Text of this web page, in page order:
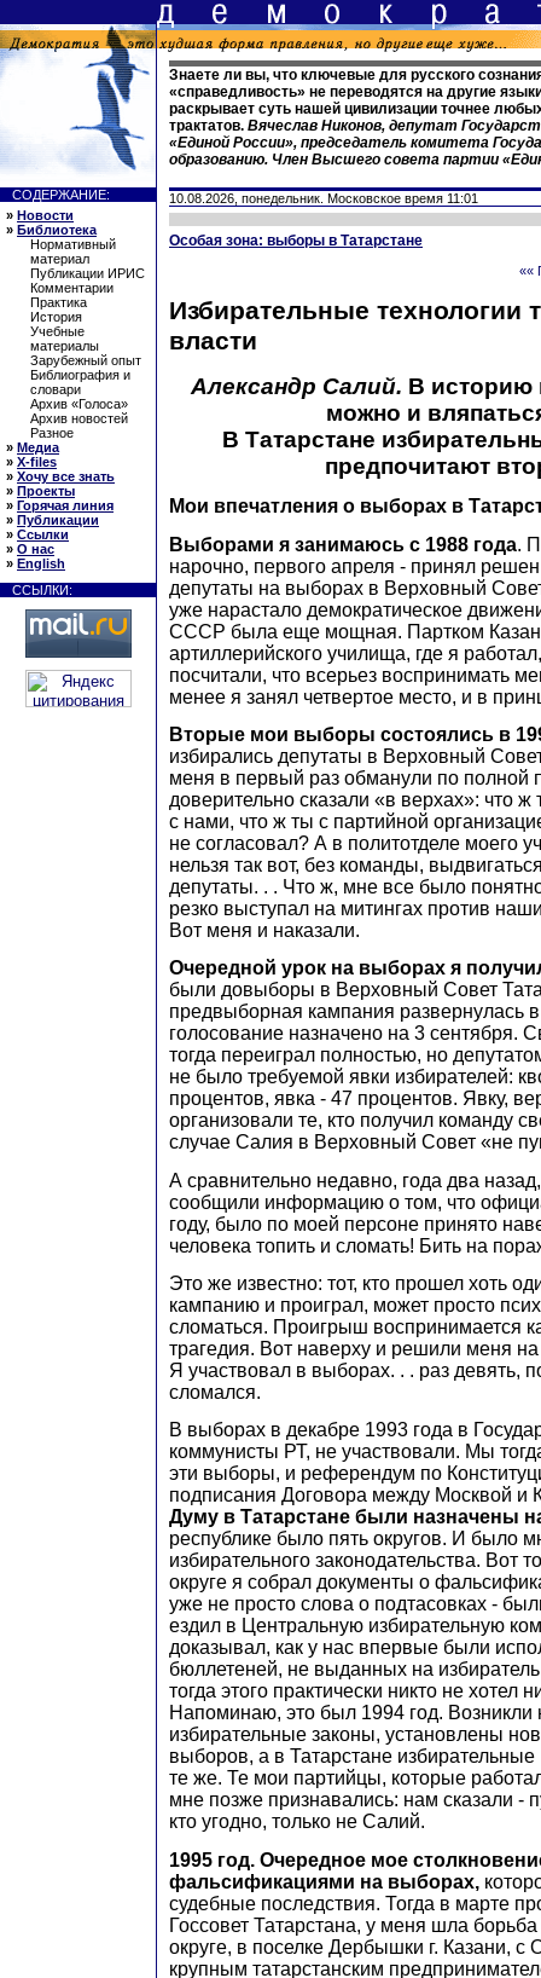
Знаете ли вы, что ключевые для русского
«справедливость» не переводятся на другие
раскрывает суть нашей цивилизации точнее
трактатов. Вячеслав Никонов, депутат
«Единой России», председатель комитета
образованию. Член Высшего совета партии
СОДЕРЖАНИЕ:
» Новости
» Библиотека
Нормативный
материал
Публикации ИРИС
Комментарии
Практика
История
Учебные
материалы
Зарубежный опыт
Библиография и
словари
Архив «Голоса»
Архив новостей
Разное
» Медиа
» X-files
» Хочу все знать
» Проекты
» Горячая линия
» Публикации
» Ссылки
» О нас
» English
ССЫЛКИ:
10.08.2026, понедельник. Московское время 11:01
Особая зона: выборы в Татарстане
««
Избирательные технологии
власти
Александр Салий. В историю
можно и
В Татарстане
предпочитают
Мои впечатления о выборах в
Выборами я занимаюсь с 1988 года.
нарочно, первого апреля - принял
депутаты на выборах в Верховный
уже нарастало демократическое
СССР была еще мощная. Партком
артиллерийского училища, где я
посчитали, что всерьез воспринимать
менее я занял четвертое место, и в
Вторые мои выборы состоялись в
избирались депутаты в Верховный
меня в первый раз обманули по полной
доверительно сказали «в верхах»: что
с нами, что ж ты с партийной
не согласовал? А в политотделе моего
нельзя так вот, без команды,
депутаты. . . Что ж, мне все было
резко выступал на митингах против
Вот меня и наказали.
Очередной урок на выборах я
были довыборы в Верховный Совет
предвыборная кампания развернулась
голосование назначено на 3 сентября.
тогда переиграл полностью, но
не было требуемой явки избирателей:
процентов, явка - 47 процентов. Явку,
организовали те, кто получил команду
случае Салия в Верховный Совет «не
А сравнительно недавно, года два
сообщили информацию о том, что
году, было по моей персоне принято
человека топить и сломать! Бить на
Это же известно: тот, кто прошел хоть
кампанию и проиграл, может просто
сломаться. Проигрыш воспринимается
трагедия. Вот наверху и решили меня
Я участвовал в выборах. . . раз девять,
сломался.
В выборах в декабре 1993 года в
коммунисты РТ, не участвовали. Мы
эти выборы, и референдум по
подписания Договора между Москвой и
Думу в Татарстане были назначены
республике было пять округов. И было
избирательного законодательства. Вот
округе я собрал документы о
уже не просто слова о подтасовках -
ездил в Центральную избирательную
доказывал, как у нас впервые были
бюллетеней, не выданных на
тогда этого практически никто не хотел
Напоминаю, это был 1994 год. Возникли
избирательные законы, установлены
выборов, а в Татарстане
те же. Те мои партийцы, которые
мне позже признавались: нам сказали -
кто угодно, только не Салий.
1995 год. Очередное мое
фальсификациями на выборах,
судебные последствия. Тогда в марте
Госсовет Татарстана, у меня шла
округе, в поселке Дербышки г. Казани, с
крупным татарстанским